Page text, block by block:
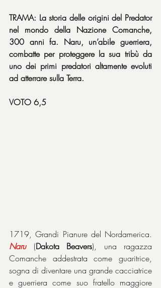
TRAMA: La storia delle origini del Predator
nel mondo della Nazione Comanche,
300 anni fa. Naru, un’abile guerriera,
combatte per proteggere la sua tribù da
uno dei primi predatori altamente evoluti
ad atterrare sulla Terra.
VOTO 6,5
Naru (Dakota Beavers), una ragazza
Comanche addestrata come guaritrice,
sogna di diventare una grande cacciatrice